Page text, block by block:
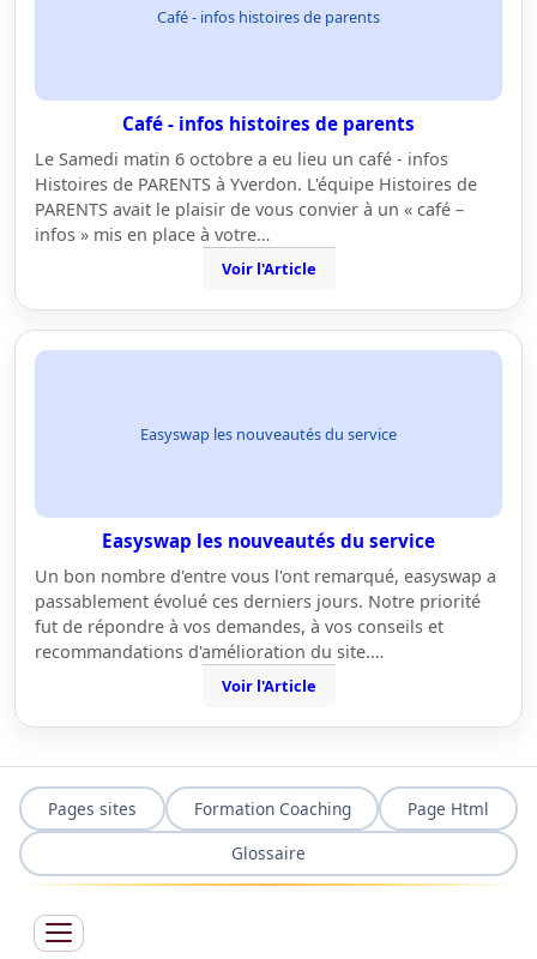
Café - infos histoires de parents
Café - infos histoires de parents
Le Samedi matin 6 octobre a eu lieu un café - infos
Histoires de PARENTS à Yverdon. L'équipe Histoires de
PARENTS avait le plaisir de vous convier à un « café –
infos » mis en place à votre…
Voir l'Article
Easyswap les nouveautés du service
Easyswap les nouveautés du service
Un bon nombre d'entre vous l'ont remarqué, easyswap a
passablement évolué ces derniers jours. Notre priorité
fut de répondre à vos demandes, à vos conseils et
recommandations d'amélioration du site.…
Voir l'Article
Pages sites Formation Coaching
Page Html
Glossaire